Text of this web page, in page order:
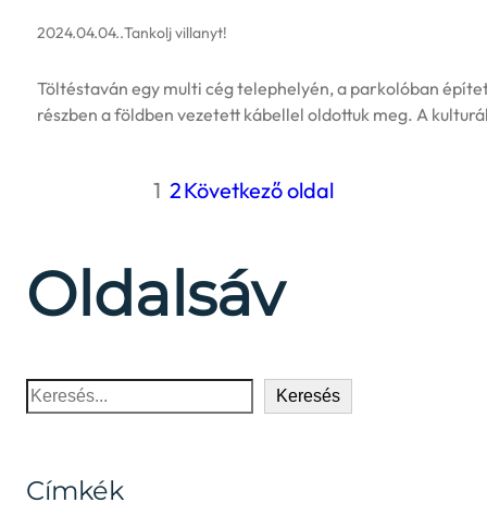
2024.04.04..Tankolj villanyt!
Töltéstaván egy multi cég telephelyén, a parkolóban
részben a földben vezetett kábellel oldottuk meg. A
1 2Következő oldal
Oldalsáv
Keresés
Címkék